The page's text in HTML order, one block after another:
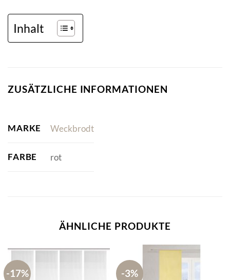
Inhalt
ZUSÄTZLICHE INFORMATIONEN
MARKE Weckbrodt
FARBE rot
ÄHNLICHE PRODUKTE
-17% -3%